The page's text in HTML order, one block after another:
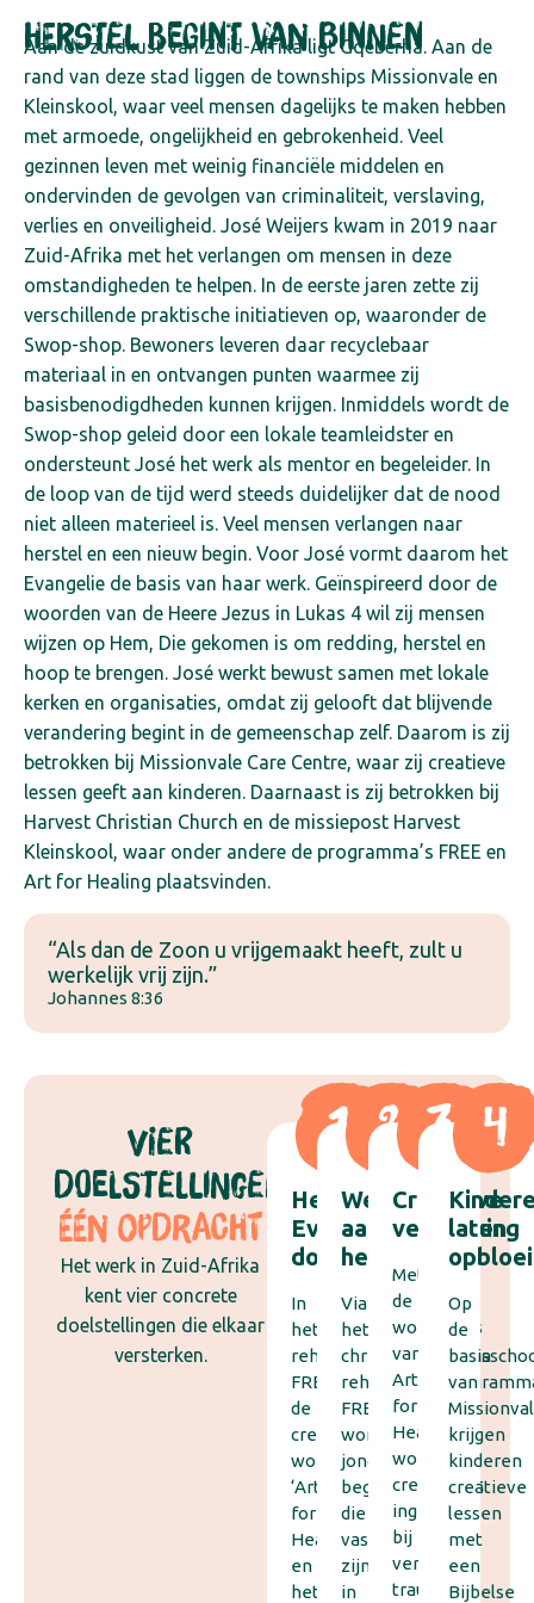
Herstel begint van binnen
Aan de zuidkust van Zuid-Afrika ligt Gqeberha. Aan de
rand van deze stad liggen de townships Missionvale en
Kleinskool, waar veel mensen dagelijks te maken hebben
met armoede, ongelijkheid en gebrokenheid. Veel
gezinnen leven met weinig financiële middelen en
ondervinden de gevolgen van criminaliteit, verslaving,
verlies en onveiligheid.
José Weijers kwam in 2019 naar
Zuid-Afrika met het verlangen om mensen in deze
omstandigheden te helpen. In de eerste jaren zette zij
verschillende praktische initiatieven op, waaronder de
Swop-shop. Bewoners leveren daar recyclebaar
materiaal in en ontvangen punten waarmee zij
basisbenodigdheden kunnen krijgen. Inmiddels wordt de
Swop-shop geleid door een lokale teamleidster en
ondersteunt José het werk als mentor en begeleider. In
de loop van de tijd werd steeds duidelijker dat de nood
niet alleen materieel is. Veel mensen verlangen naar
herstel en een nieuw begin. Voor José vormt daarom het
Evangelie de basis van haar werk. Geïnspireerd door de
woorden van de Heere Jezus in Lukas 4 wil zij mensen
wijzen op Hem, Die gekomen is om redding, herstel en
hoop te brengen.
José werkt bewust samen met lokale
kerken en organisaties, omdat zij gelooft dat blijvende
verandering begint in de gemeenschap zelf. Daarom is zij
betrokken bij Missionvale Care Centre, waar zij creatieve
lessen geeft aan kinderen. Daarnaast is zij betrokken bij
Harvest Christian Church en de missiepost Harvest
Kleinskool, waar onder andere de programma’s FREE en
Art for Healing plaatsvinden.
“Als dan de Zoon u vrijgemaakt heeft, zult u
werkelijk vrij zijn.”
Johannes 8:36
VIER
DOELSTELLINGEN,
ÉÉN OPDRACHT
Het werk in Zuid-Afrika
kent vier concrete
doelstellingen die elkaar
versterken.
Het
Evangelie
doorgeven
In
het
rehabilitatieprogramma
FREE,
de
creatieve
workshops
‘Art
for
Healing’
en
het
Werken
aan
herstel
Via
het
christelijke
FREE
worden
jongeren
begeleid
die
vastgelopen
zijn
in
Creatieve
verwerking
Met
de
workshops
van
Art
for
Healing
wordt
creativiteit
ingezet
bij
verdriet,
trauma
laten
Op
de
van
krijgen
kinderen
creatieve
lessen
met
een
Bijbelse